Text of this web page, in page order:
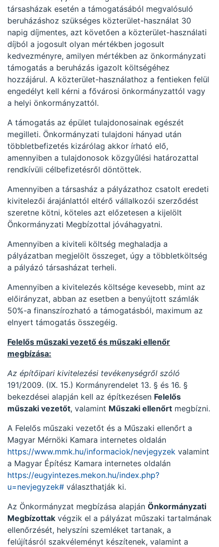
társasházak esetén a támogatásából megvalósuló
beruházáshoz szükséges közterület-használat 30
napig díjmentes, azt követően a közterület-használati
díjból a jogosult olyan mértékben jogosult
kedvezményre, amilyen mértékben az önkormányzati
támogatás a beruházás igazolt költségéhez
hozzájárul. A közterület-használathoz a fentieken felül
engedélyt kell kérni a fővárosi önkormányzattól vagy
a helyi önkormányzattól.
A támogatás az épület tulajdonosainak egészét
megilleti. Önkormányzati tulajdoni hányad után
többletbefizetés kizárólag akkor írható elő,
amennyiben a tulajdonosok közgyűlési határozattal
rendkívüli célbefizetésről döntöttek.
Amennyiben a társasház a pályázathoz csatolt eredeti
kivitelezői árajánlattól eltérő vállalkozói szerződést
szeretne kötni, köteles azt előzetesen a kijelölt
Önkormányzati Megbízottal jóváhagyatni.
Amennyiben a kiviteli költség meghaladja a
pályázatban megjelölt összeget, úgy a többletköltség
a pályázó társasházat terheli.
Amennyiben a kivitelezés költsége kevesebb, mint az
előirányzat, abban az esetben a benyújtott számlák
50%-a finanszírozható a támogatásból, maximum az
elnyert támogatás összegéig.
Felelős műszaki vezető és műszaki ellenőr
megbízása:
Az építőipari kivitelezési tevékenységről szóló
191/2009. (IX. 15.) Kormányrendelet 13. § és 16. §
bekezdései alapján kell az építkezésen Felelős
műszaki vezetőt, valamint Műszaki ellenőrt megbízni.
A Felelős műszaki vezetőt és a Műszaki ellenőrt a
Magyar Mérnöki Kamara internetes oldalán
https://www.mmk.hu/informaciok/nevjegyzek valamint
a Magyar Építész Kamara internetes oldalán
https://eugyintezes.mekon.hu/index.php?
u=nevjegyzek# választhatják ki.
Az Önkormányzat megbízása alapján Önkormányzati
Megbízottak végzik el a pályázat műszaki tartalmának
ellenőrzését, helyszíni szemléket tartanak, a
felújításról szakvéleményt készítenek, valamint a